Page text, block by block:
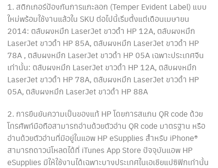
1. สติกเกอร์ป้องกันการแกะลอก (Temper Evident Label) แบบ
ใหม่พร้อมใช้งานแล้วใน SKU ต่อไปนี้เริ่มตั้งแต่เดือนเมษายน
2014: ตลับผงหมึก LaserJet ขาวดำ HP 12A, ตลับผงหมึก
LaserJet ขาวดำ HP 85A, ตลับผงหมึก LaserJet ขาวดำ HP
78A , ตลับผงหมึก LaserJet ขาวดำ HP 05A เฉพาะประเทศจีน
เท่านั้น: ตลับผงหมึก LaserJet ขาวดำ HP 12A, ตลับผงหมึก
LaserJet ขาวดำ HP 78A, ตลับผงหมึก LaserJet ขาวดำ HP
05A, ตลับผงหมึก LaserJet ขาวดำ HP 88A
2. การยืนยันความเป็นของแท้ HP โดยการสแกน QR code ด้วย
โทรศัพท์มือถือสามารถอ่านด้วยตัวอ่าน QR code มาตรฐาน หรือ
อ่านด้วยตัวอ่านที่มีอยู่ในแอพ HP eSupplies สำหรับ iPhone®
สามารถดาวน์โหลดได้ที่ iTunes App Store ปัจจุบันแอพ HP
eSupplies มีให้ใช้งานได้เฉพาะบางประเทศในเอเชียแปซิฟิกเท่านั้น